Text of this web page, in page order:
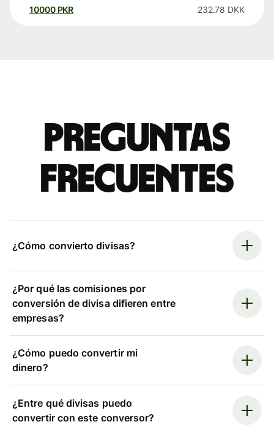
10000 PKR 232.78 DKK
Preguntas
frecuentes
¿Cómo convierto divisas?
¿Por qué las comisiones por
conversión de divisa difieren entre
empresas?
¿Cómo puedo convertir mi
dinero?
¿Entre qué divisas puedo
convertir con este conversor?